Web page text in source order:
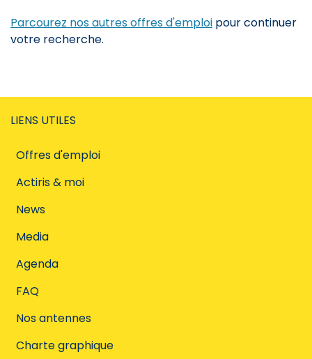
Parcourez nos autres offres d'emploi pour continuer
votre recherche.
LIENS UTILES
Offres d'emploi
Actiris & moi
News
Media
Agenda
FAQ
Nos antennes
Charte graphique